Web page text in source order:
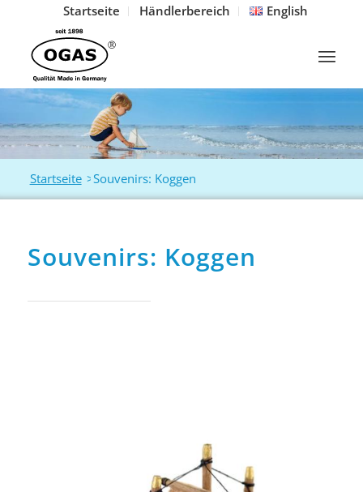
Startseite Händlerbereich English
Startseite >Souvenirs: Koggen
Souvenirs: Koggen